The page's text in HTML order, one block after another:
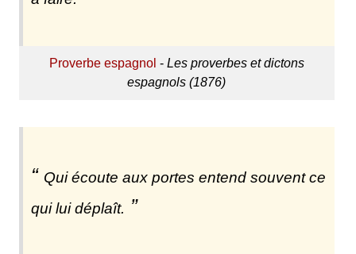
Proverbe espagnol - Les proverbes et dictons
espagnols (1876)
Qui écoute aux portes entend souvent ce
qui lui déplaît.